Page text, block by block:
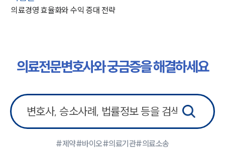
의료경영 효율화와 수익 증대 전략
의료전문변호사와 궁금증을 해결하세요
#제약#바이오#의료기관#의료소송